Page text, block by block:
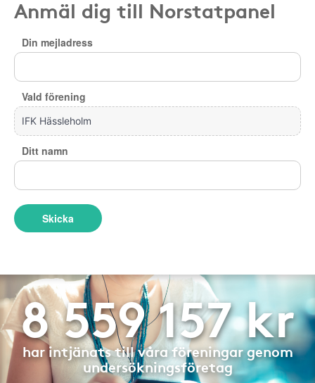
Anmäl dig till Norstatpanel
Din mejladress
Vald förening
Ditt namn
Skicka
8 559 157 kr
har intjänats till våra föreningar genom
undersökningsföretag